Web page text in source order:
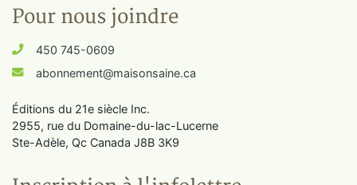
Pour nous joindre
450 745-0609
abonnement@maisonsaine.ca
Éditions du 21e siècle Inc.
2955, rue du Domaine-du-lac-Lucerne
Ste-Adèle, Qc Canada J8B 3K9